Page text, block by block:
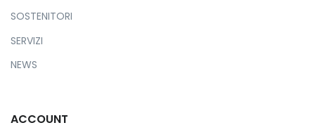
SOSTENITORI
SERVIZI
NEWS
ACCOUNT